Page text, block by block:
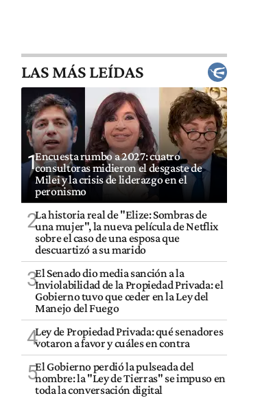
LAS MÁS LEÍDAS
1Encuesta rumbo a 2027: cuatro
consultoras midieron el desgaste de
Milei y la crisis de liderazgo en el
peronismo
2La historia real de "Elize: Sombras de
una mujer", la nueva película de Netflix
sobre el caso de una esposa que
descuartizó a su marido
3El Senado dio media sanción a la
Inviolabilidad de la Propiedad Privada: el
Gobierno tuvo que ceder en la Ley del
Manejo del Fuego
4Ley de Propiedad Privada: qué senadores
votaron a favor y cuáles en contra
5El Gobierno perdió la pulseada del
nombre: la "Ley de Tierras" se impuso en
toda la conversación digital